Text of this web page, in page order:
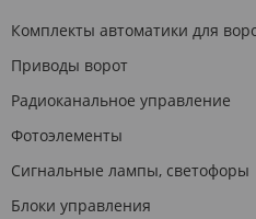
Комплекты автоматики для
Приводы ворот
Радиоканальное управление
Фотоэлементы
Сигнальные лампы, светофоры
Блоки управления